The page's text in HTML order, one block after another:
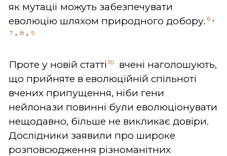
як мутації можуть забезпечувати
еволюцію шляхом природного добору. 6 ,
7 , 8 , 9
Проте у новій статті 10
вчені наголошують,
що прийняте в еволюційній спільноті
вчених припущення, ніби гени
нейлонази повинні були еволюціонувати
нещодавно, більше не викликає довіри.
Дослідники заявили про широке
розповсюдження різноманітних